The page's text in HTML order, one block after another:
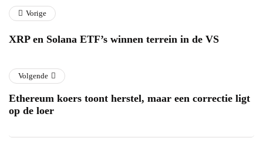
Vorige
XRP en Solana ETF’s winnen terrein in de VS
Volgende
Ethereum koers toont herstel, maar een correctie ligt
op de loer